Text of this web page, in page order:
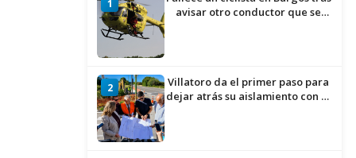
1
avisar otro conductor que se
2
Villatoro da el primer paso para
dejar atrás su aislamiento con el